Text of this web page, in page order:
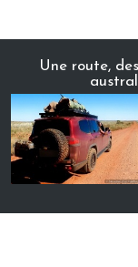
Une route,